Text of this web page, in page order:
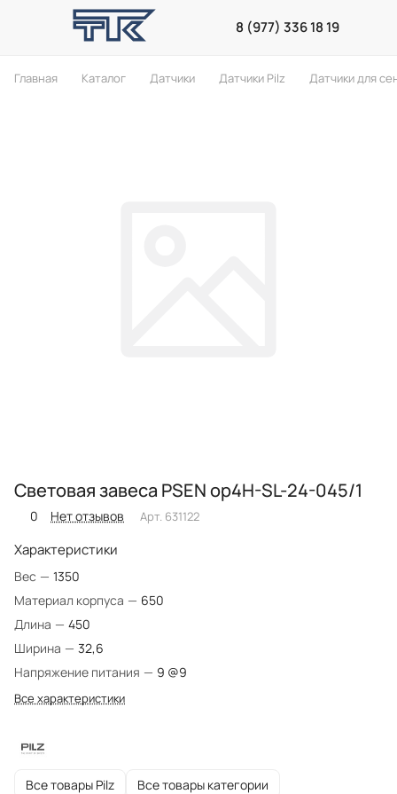
8 (977) 336 18 19
Главная Каталог Датчики Датчики Pilz Датчики для
Световая завеса PSEN op4H-SL-24-045/1
0 Нет отзывов Арт. 631122
Характеристики
Вес — 1350
Материал корпуса — 650
Длина — 450
Ширина — 32,6
Напряжение питания — 9 @9
Все характеристики
Все товары Pilz Все товары категории